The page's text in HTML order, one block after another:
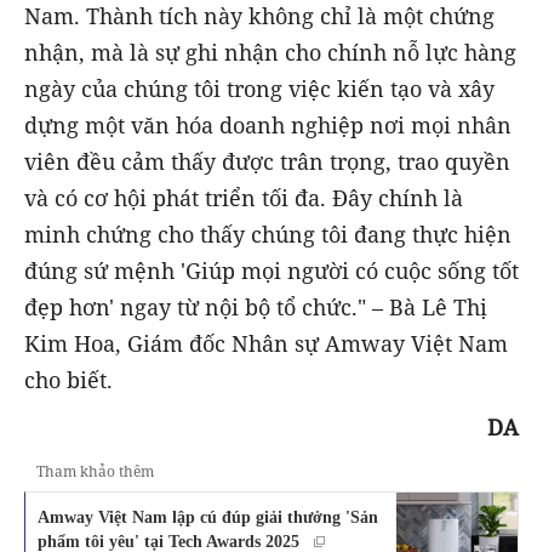
Nam. Thành tích này không chỉ là một chứng
nhận, mà là sự ghi nhận cho chính nỗ lực hàng
ngày của chúng tôi trong việc kiến tạo và xây
dựng một văn hóa doanh nghiệp nơi mọi nhân
viên đều cảm thấy được trân trọng, trao quyền
và có cơ hội phát triển tối đa. Đây chính là
minh chứng cho thấy chúng tôi đang thực hiện
đúng sứ mệnh 'Giúp mọi người có cuộc sống tốt
đẹp hơn' ngay từ nội bộ tổ chức." – Bà Lê Thị
Kim Hoa, Giám đốc Nhân sự Amway Việt Nam
cho biết.
DA
Tham khảo thêm
Amway Việt Nam lập cú đúp giải thưởng 'Sản
phẩm tôi yêu' tại Tech Awards 2025